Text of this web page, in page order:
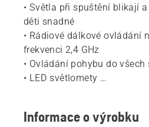
• Světla při spuštění blikají
děti snadné
• Rádiové dálkové ovládání
frekvenci 2,4 GHz
• Ovládání pohybu do všech
• LED světlomety
Vyrobeno pro použití v
Informace o výrobku